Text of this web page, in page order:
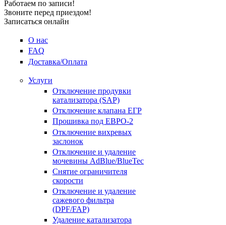
Работаем по записи!
Звоните перед приездом!
Записаться онлайн
О нас
FAQ
Доставка/Оплата
Услуги
Отключение продувки
катализатора (SAP)
Отключение клапана ЕГР
Прошивка под ЕВРО-2
Отключение вихревых
заслонок
Отключение и удаление
мочевины AdBlue/BlueTec
Снятие ограничителя
скорости
Отключение и удаление
сажевого фильтра
(DPF/FAP)
Удаление катализатора